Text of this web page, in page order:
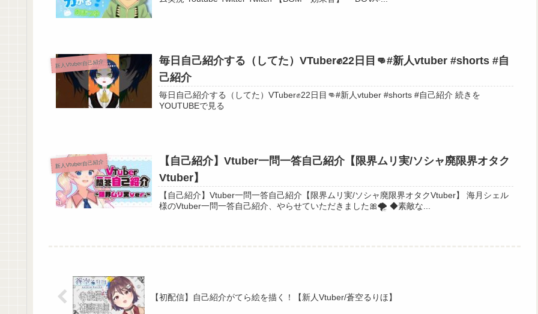
新人Vtuber自己紹介
毎日自己紹介する（してた）VTuber✊22日目👊#新人vtuber #shorts #自
己紹介
毎日自己紹介する（してた）VTuber✊22日目👊#新人vtuber #shorts #自己紹介 続きを
YOUTUBEで見る
新人Vtuber自己紹介
【自己紹介】Vtuber一問一答自己紹介【限界ムリ実/ソシャ廃限界オタク
Vtuber】
【自己紹介】Vtuber一問一答自己紹介【限界ムリ実/ソシャ廃限界オタクVtuber】 海月シェル
様のVtuber一問一答自己紹介、やらせていただきました🎀🌪 ◆素敵な...
【初配信】自己紹介がてら絵を描く！【新人Vtuber/蒼空るりほ】